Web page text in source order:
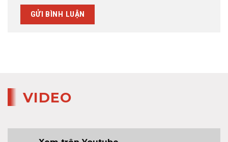
VIDEO